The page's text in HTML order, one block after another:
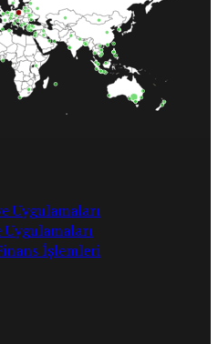
Uygulamaları
Uygulamaları
İşlemleri